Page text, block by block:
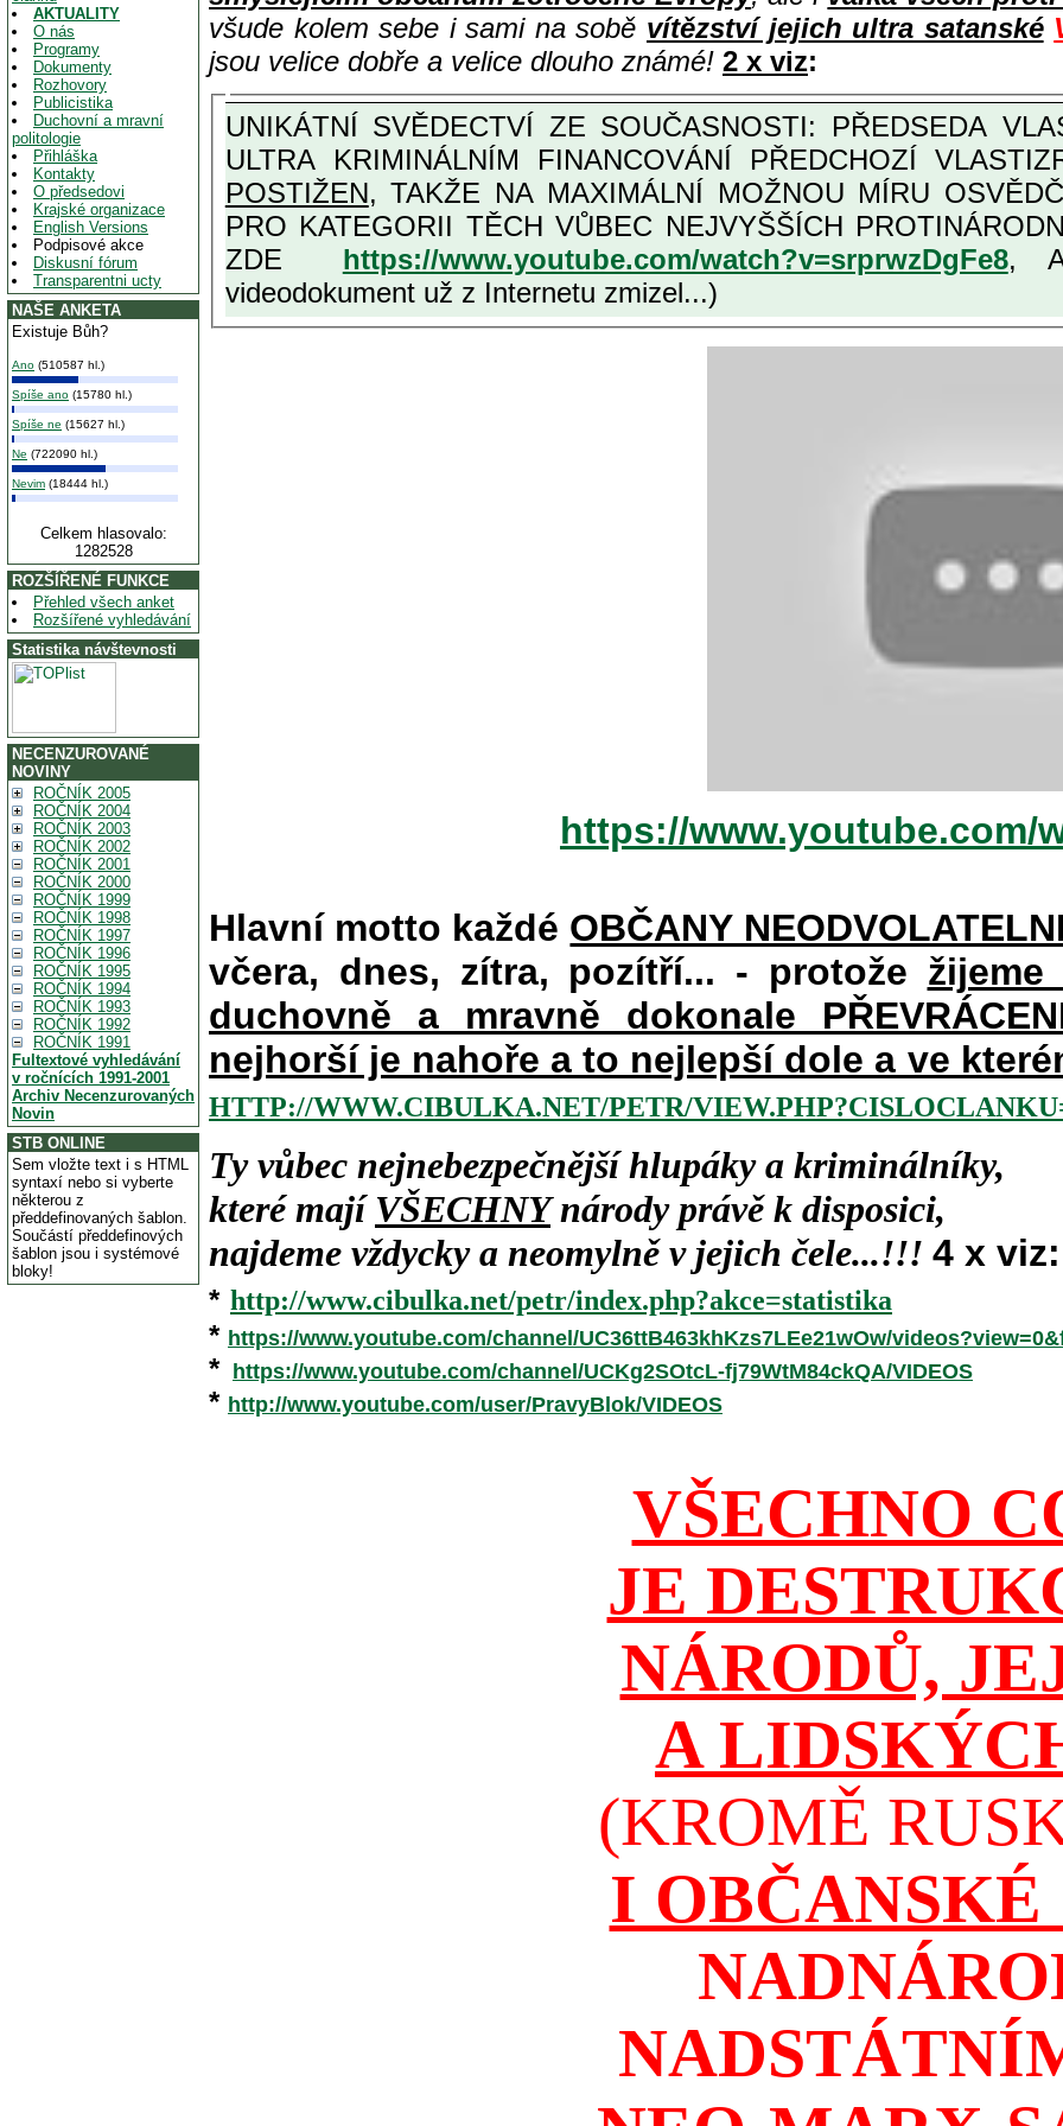
AKTUALITY
O nás
Programy
Dokumenty
Rozhovory
Publicistika
Duchovní a mravní
politologie
Přihláška
Kontakty
O předsedovi
Krajské organizace
English Versions
Podpisové akce
Diskusní fórum
Transparentni ucty
NAŠE ANKETA
Existuje Bůh?
Ano (510587 hl.)
Spíše ano (15780 hl.)
Spíše ne (15627 hl.)
Ne (722090 hl.)
Nevim (18444 hl.)
Celkem hlasovalo:
1282528
ROZŠÍŘENÉ FUNKCE
Přehled všech anket
Rozšířené vyhledávání
Statistika návštevnosti
NECENZUROVANÉ
NOVINY
ROČNÍK 2005
ROČNÍK 2004
ROČNÍK 2003
ROČNÍK 2002
ROČNÍK 2001
ROČNÍK 2000
ROČNÍK 1999
ROČNÍK 1998
ROČNÍK 1997
ROČNÍK 1996
ROČNÍK 1995
ROČNÍK 1994
ROČNÍK 1993
ROČNÍK 1992
ROČNÍK 1991
Fultextové vyhledávání
v ročnících 1991-2001
Archiv Necenzurovaných
Novin
STB ONLINE
Sem vložte text i s HTML
syntaxí nebo si vyberte
některou z
předdefinovaných šablon.
Součástí předdefinových
šablon jsou i systémové
bloky!
všude kolem sebe i sami na sobě vítězství jejich ultra satanské
jsou velice dobře a velice dlouho známé! 2 x viz:
UNIKÁTNÍ SVĚDECTVÍ ZE SOUČASNOSTI: PŘEDSEDA VLASTIZRÁDNÉ VLÁDY KGB MIMOŘÁDNĚ DETAILNĚ O
ULTRA KRIMINÁLNÍM FINANCOVÁNÍ PŘEDCHOZÍ
POSTIŽEN, TAKŽE NA MAXIMÁLNÍ MOŽNOU MÍRU OSVĚDČENÁ VLASTIZRÁDNÁ ČESKÁ "AMNESTIE", URČENÁ
PRO KATEGORII TĚCH VŮBEC NEJVYŠŠÍCH PROTINÁRODNÍCH A PROTISTÁTNÍCH VLASTIZRÁDCŮ, VIZ NAPŘ.
ZDE https://www.youtube.com/watch?v=srprwzDgFe8,
videodokument už z Internetu zmizel...)
https://www.youtube.com/
Hlavní motto každé OBČANY
včera, dnes, zítra, pozítří... - protože
duchovně a mravně dokonale
nejhorší je nahoře a to nejlepší dole a ve
HTTP://WWW.CIBULKA.NET/PETR/
Ty vůbec nejnebezpečnější hlupáky a kriminálníky,
které mají VŠECHNYnárody právě k disposici,
najdeme vždycky a neomylně v jejich čele...!!! 4 x viz:
* http://www.cibulka.net/petr/index.php?akce=statistika
* https://www.youtube.com/channel/UC36ttB463khKzs7LEe21wOw/
* https://www.youtube.com/channel/UCKg2SOtcL-fj79WtM84ckQA/VIDEOS
* http://www.youtube.com/user/PravyBlok/VIDEOS
VŠECHNO
JE
NÁRODŮ,
A
(KROMĚ
I OBČANSKÉ